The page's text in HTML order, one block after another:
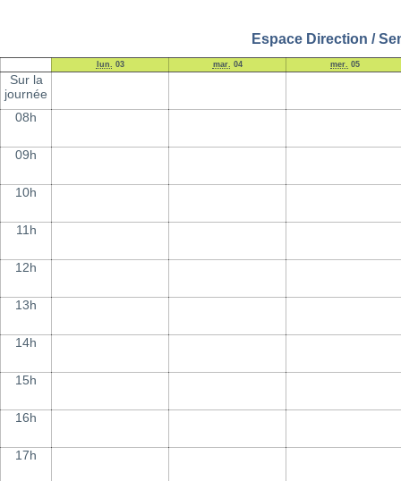
Espace Direction /
lun. 03 mar. 04 mer. 05
Sur la
journée
08h
09h
10h
11h
12h
13h
14h
15h
16h
17h